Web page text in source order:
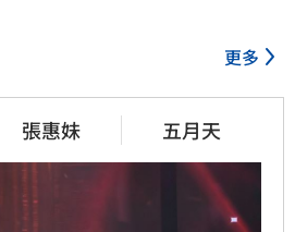
更多
張惠妹 五月天